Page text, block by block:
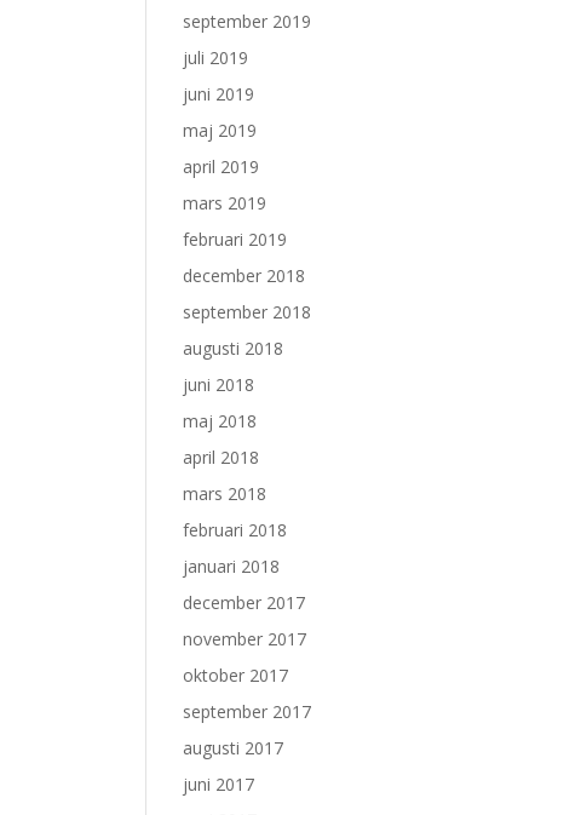
september 2019
juli 2019
juni 2019
maj 2019
april 2019
mars 2019
februari 2019
december 2018
september 2018
augusti 2018
juni 2018
maj 2018
april 2018
mars 2018
februari 2018
januari 2018
december 2017
november 2017
oktober 2017
september 2017
augusti 2017
juni 2017